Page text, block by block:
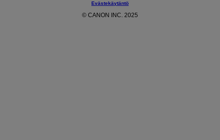
Evästekäytäntö
© CANON INC. 2025